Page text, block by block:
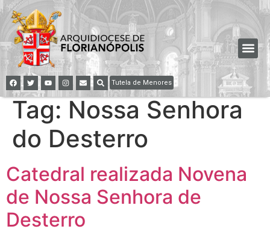
Tutela de Menores
Tag: Nossa Senhora
do Desterro
Catedral realizada Novena
de Nossa Senhora de
Desterro